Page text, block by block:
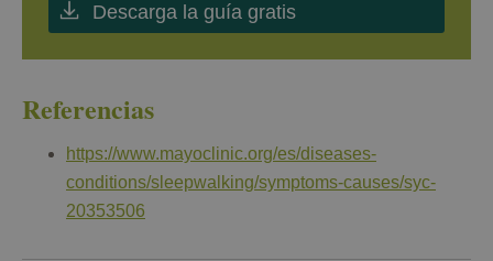
Descarga la guía gratis
Referencias
https://www.mayoclinic.org/es/diseases-
conditions/sleepwalking/symptoms-causes/syc-
20353506